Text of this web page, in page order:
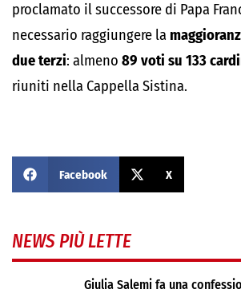
proclamato il successore di Papa
necessario raggiungere la
due terzi: almeno 89 voti su 133
riuniti nella Cappella Sistina.
Facebook X
NEWS PIÙ LETTE
Giulia Salemi fa una